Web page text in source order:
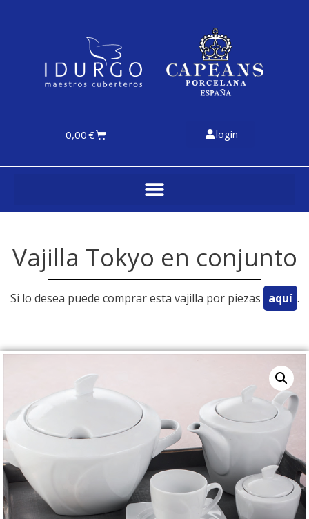
0,00€ login
Vajilla Tokyo en conjunto
Si lo desea puede comprar esta vajilla por piezas aquí .